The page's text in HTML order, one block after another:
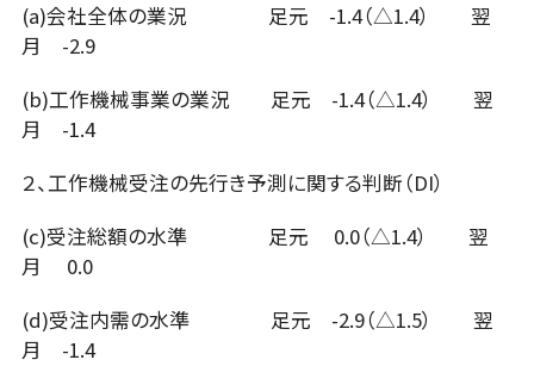
(a)会社全体の業況 足元 -1.4（△1.4） 翌
月 -2.9
(b)工作機械事業の業況 足元 -1.4（△1.4） 翌
月 -1.4
２、工作機械受注の先行き予測に関する判断（DI）
(c)受注総額の水準 足元 0.0（△1.4） 翌
月 0.0
(d)受注内需の水準 足元 -2.9（△1.5） 翌
月 -1.4